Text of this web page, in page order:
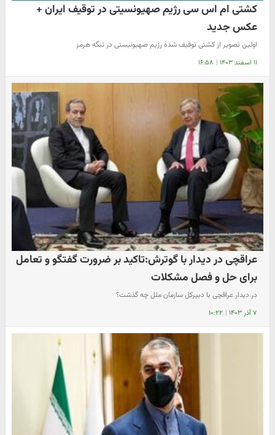
کشتی ام اس سی رژیم صهیونسیتی در توقیف ایران +
عکس جدید
اولین تصویر از کشتی توقیف شده رژیم صهیونیستی در تنگه هرمز
۱۱ اسفند ۱۴۰۳ | ۱۶:۵۸
عراقچی در دیدار با گوترش:تاکید بر ضرورت گفتگو و تعامل
برای حل و فصل مشکلات
در دیدار عراقچی با دبیرکل سازمان ملل چه گذشت؟
۷ آذر ۱۴۰۳ | ۱۰:۲۲